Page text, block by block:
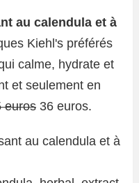
au calendula et à
Kiehl's préférés
calme, hydrate et
et seulement en
euros 36 euros.